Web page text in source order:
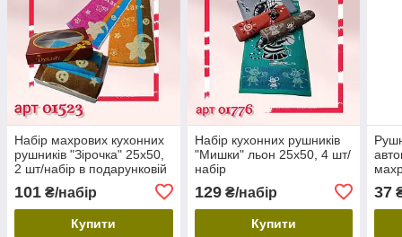
Набір махрових кухонних
рушників "Зірочка" 25х50,
2 шт/набір в подарунковій
101 ₴/набір
Купити
Набір кухонних рушників
"Мишки" льон 25х50, 4 шт/
набір
129₴/набір
Купити
37